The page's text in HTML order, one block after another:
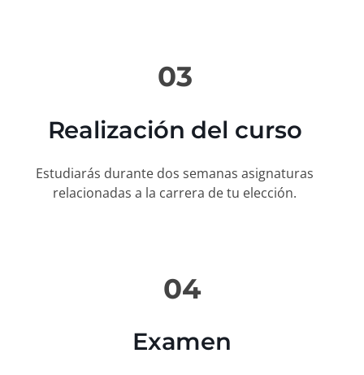
03
Realización del curso
Estudiarás durante dos semanas asignaturas
relacionadas a la carrera de tu elección.
04
Examen